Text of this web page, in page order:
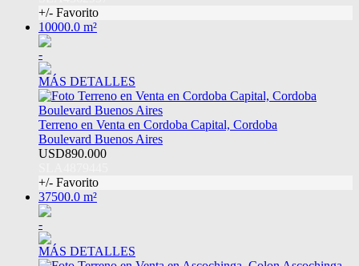
+/- Favorito
10000.0 m²
-
MÁS DETALLES
Terreno en Venta en Cordoba Capital, Cordoba
Boulevard Buenos Aires
USD890.000
+/- Favorito
37500.0 m²
-
MÁS DETALLES